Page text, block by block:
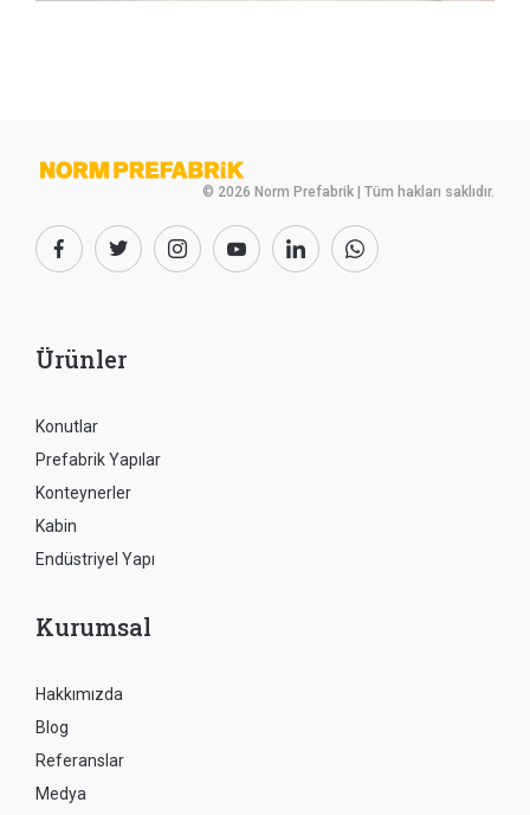
© 2026 Norm Prefabrik | Tüm hakları saklıdır.
Ürünler
Konutlar
Prefabrik Yapılar
Konteynerler
Kabin
Endüstriyel Yapı
Kurumsal
Hakkımızda
Blog
Referanslar
Medya